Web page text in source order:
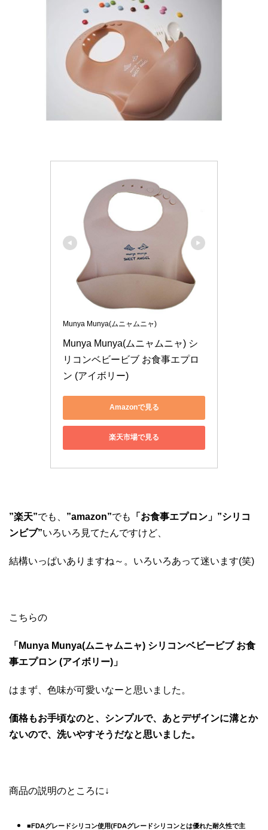
Munya Munya(ムニャムニャ)
Munya Munya(ムニャムニャ) シ
リコンベビービブ お食事エプロ
ン (アイボリー)
Amazonで見る
楽天市場で見る
”楽天”でも、 ”amazon”でも
「お食事エプロン」”シリコ
ンビブ”いろいろ見てたんですけど、
結構いっぱいありますね～。いろいろあって迷います(笑)
こちらの
「Munya Munya(ムニャムニャ) シリコンベビービブ お食
事エプロン (アイボリー)」
はまず、色味が可愛いなーと思いました。
価格もお手頃なのと、シンプルで、あとデザインに溝とか
ないので、洗いやすそうだなと思いました。
商品の説明のところに↓
■FDAグレードシリコン使用(FDAグレードシリコンとは優れた耐久性で主